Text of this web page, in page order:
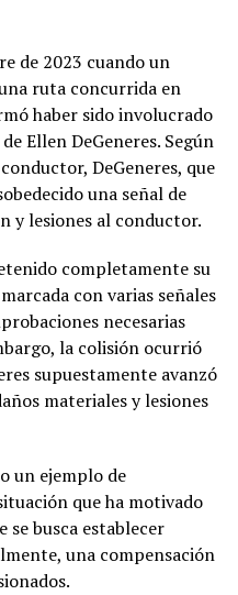
de 2023 cuando un
ruta concurrida en
haber sido involucrado
Ellen DeGeneres. Según
DeGeneres, que
una señal de
y lesiones al conductor.
completamente su
con varias señales
necesarias
la colisión ocurrió
supuestamente avanzó
materiales y lesiones
un ejemplo de
que ha motivado
se busca establecer
una compensación